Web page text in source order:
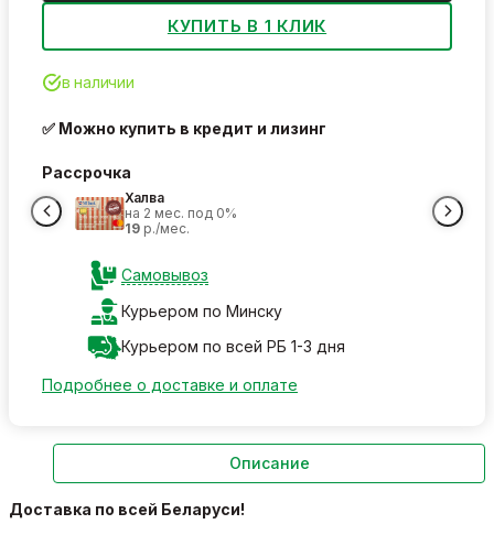
КУПИТЬ В 1 КЛИК
в наличии
✅ Можно купить в кредит и лизинг
Рассрочка
Халва
на 2 мес. под 0%
19 р./мес.
Самовывоз
Курьером по Минску
Курьером по всей РБ 1-3 дня
Подробнее о доставке и оплате
Описание
Доставка по всей Беларуси!